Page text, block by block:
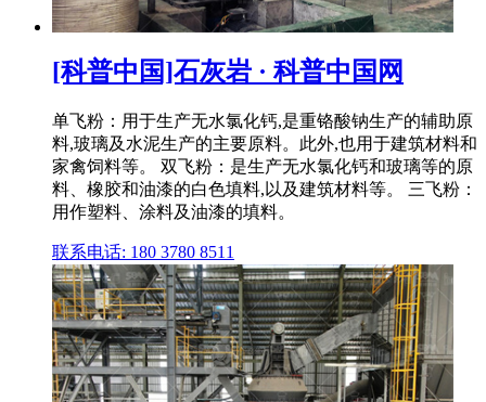
[科普中国]石灰岩 · 科普中国网
单飞粉：用于生产无水氯化钙,是重铬酸钠生产的辅助原
料,玻璃及水泥生产的主要原料。此外,也用于建筑材料和
家禽饲料等。 双飞粉：是生产无水氯化钙和玻璃等的原
料、橡胶和油漆的白色填料,以及建筑材料等。 三飞粉：
用作塑料、涂料及油漆的填料。
联系电话: 180 3780 8511